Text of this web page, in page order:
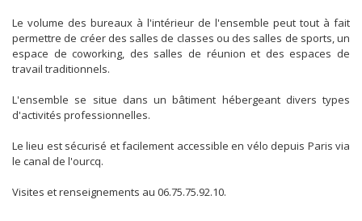
Le volume des bureaux à l'intérieur de l'ensemble peut tout à fait
permettre de créer des salles de classes ou des salles de sports, un
espace de coworking, des salles de réunion et des espaces de
travail traditionnels.
L'ensemble se situe dans un bâtiment hébergeant divers types
d'activités professionnelles.
Le lieu est sécurisé et facilement accessible en vélo depuis Paris via
le canal de l'ourcq.
Visites et renseignements au 06.75.75.92.10.